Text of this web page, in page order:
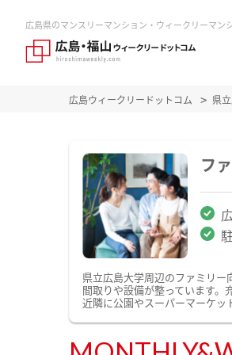
広島県のマンスリーマンション・ウィークリーマン
広島ウィークリードットコム 県
フ
県立広島大学周辺のファミリ
間取りや設備が整っています。
近隣に公園やスーパーマーケッ